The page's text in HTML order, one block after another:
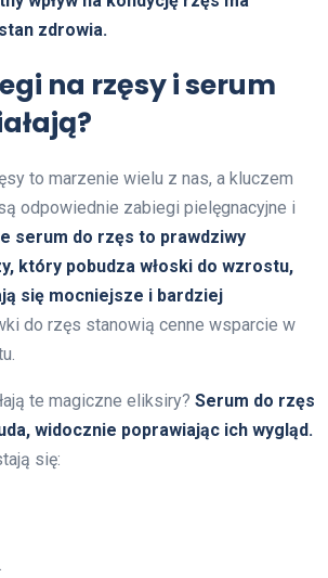
zdrowia.
na rzęsy i serum
to marzenie wielu z nas, a kluczem
odpowiednie zabiegi pielęgnacyjne i
serum do rzęs to prawdziwy
który pobudza włoski do wzrostu,
się mocniejsze i bardziej
do rzęs stanowią cenne wsparcie w
te magiczne eliksiry? Serum do rzęs
widocznie poprawiając ich wygląd.
się: